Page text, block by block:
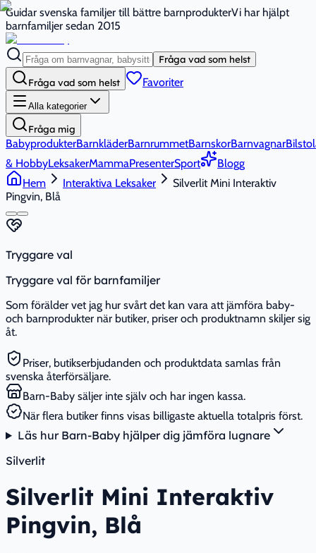
Guidar svenska familjer till bättre barnprodukterVi har hjälpt
barnfamiljer sedan 2015
Fråga vad som helst
Fråga vad som helst Favoriter
Alla kategorier
Fråga mig
BabyprodukterBarnkläderBarnrummetBarnskorBarnvagnar
& HobbyLeksakerMammaPresenterSport
Blogg
Hem
Interaktiva Leksaker
Silverlit Mini Interaktiv
Pingvin, Blå
Tryggare val
Tryggare val för barnfamiljer
Som förälder vet jag hur svårt det kan vara att jämföra baby-
och barnprodukter när butiker, priser och produktnamn skiljer sig
åt.
Priser, butikserbjudanden och produktdata samlas från
svenska återförsäljare.
Barn-Baby säljer inte själv och har ingen kassa.
När flera butiker finns visas billigaste aktuella totalpris först.
Läs hur Barn-Baby hjälper dig jämföra lugnare
Silverlit
Silverlit Mini Interaktiv
Pingvin, Blå